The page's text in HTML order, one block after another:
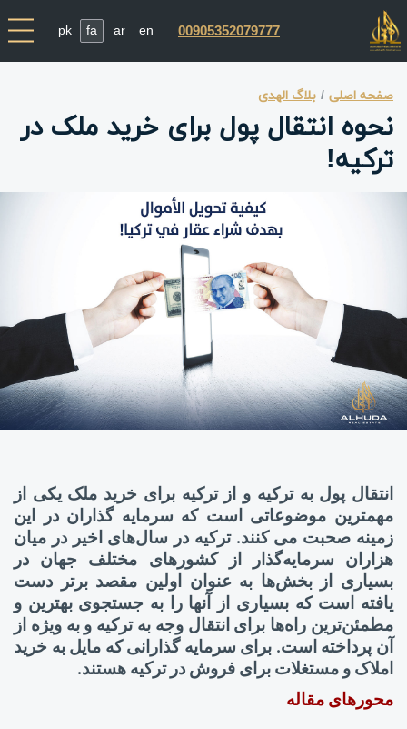
00905352079777
en
ar
fa
pk
صفحه اصلی بلاگ الهدی
نحوه انتقال پول برای خرید ملک در
ترکیه!
انتقال پول به ترکیه و از ترکیه برای خرید ملک یکی از
مهمترین موضوعاتی است که سرمایه گذاران در این
زمینه صحبت می کنند.ترکیه در سال‌های اخیر در میان
هزاران سرمایه‌گذار از کشورهای مختلف جهان در
بسیاری از بخش‌ها به عنوان اولین مقصد برتر دست
یافته است که بسیاری از آنها را به جستجوی بهترین و
مطمئن‌ترین راه‌ها برای انتقال وجه به ترکیه و به ویژه از
آن پرداخته است. برای سرمایه گذارانی که مایل به خرید
املاک و مستغلات برای فروش در ترکیه هستند.
محورهای مقاله